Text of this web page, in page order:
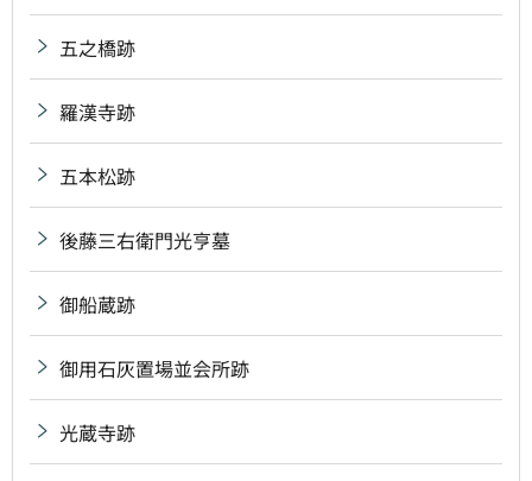
五之橋跡
羅漢寺跡
五本松跡
後藤三右衛門光亨墓
御船蔵跡
御用石灰置場並会所跡
光蔵寺跡